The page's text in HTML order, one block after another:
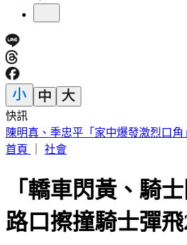
快訊
瑪丹娜重要推手！大咖製作人「家中
首頁
社會
「轎車閃黃、騎
路口擦撞騎士彈